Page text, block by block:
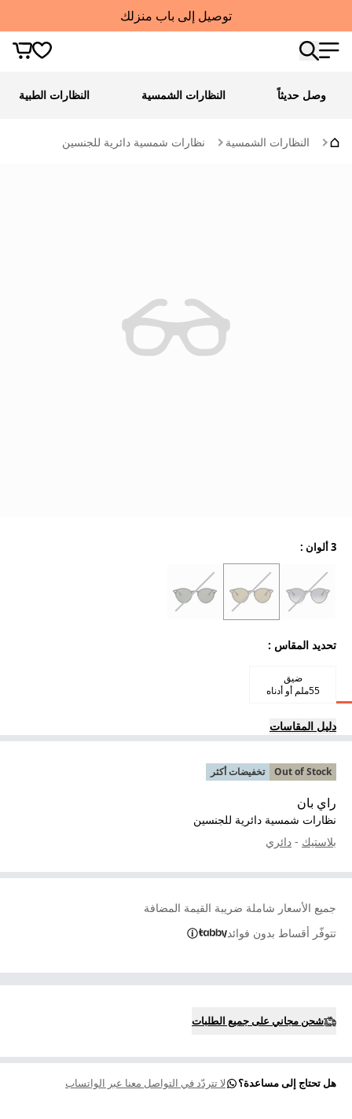
توصيل إلى باب منزلك
وصل حديثاً النظارات الشمسية النظارات الطبية
النظارات الشمسية نظارات شمسية دائرية للجنسين
Out of Stock تخفيضات أكثر
راي بان
نظارات شمسية دائرية للجنسين
بلاستيك - دائري
جميع الأسعار شاملة ضريبة القيمة المضافة
تتوفّر أقساط بدون فوائد
3 ألوان :
تحديد المقاس :
ضيق
55ملم أو أدناه
دليل المقاسات
شحن مجاني على جميع الطلبات
هل تحتاج إلى مساعدة؟ لا تتردّد في التواصل معنا عبر الواتساب